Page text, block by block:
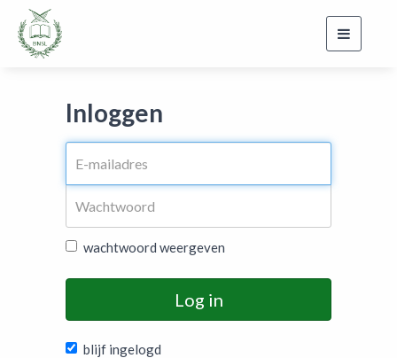
Toggle
Inloggen
wachtwoord weergeven
Log in
blijf ingelogd